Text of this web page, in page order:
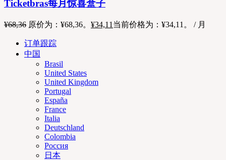
Ticketbras每月惊喜盒子
¥68,36 原价为：¥68,36。 ¥34,11 当前价格为：¥34,11。 / 月
订单跟踪
中国
Brasil
United States
United Kingdom
Portugal
España
France
Italia
Deutschland
Colombia
Россия
日本